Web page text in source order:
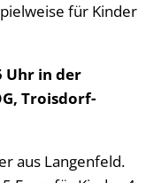
für Kinder
Uhr in der
Troisdorf-
aus Langenfeld.